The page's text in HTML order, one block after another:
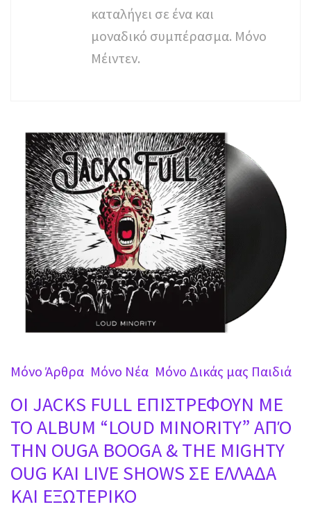
καταλήγει σε ένα και
μοναδικό συμπέρασμα. Μόνο
Μέιντεν.
Mόνο Άρθρα Mόνο Νέα Μόνο Δικάς μας Παιδιά
OI JACKS FULL ΕΠΙΣΤΡΕΦΟΥΝ ΜΕ
ΤΟ ALBUM “LOUD MINORITY” ΑΠΌ
ΤΗΝ OUGA BOOGA & THE MIGHTY
OUG ΚΑΙ LIVE SHOWS ΣΕ ΕΛΛΑΔΑ
ΚΑΙ ΕΞΩΤΕΡΙΚΟ